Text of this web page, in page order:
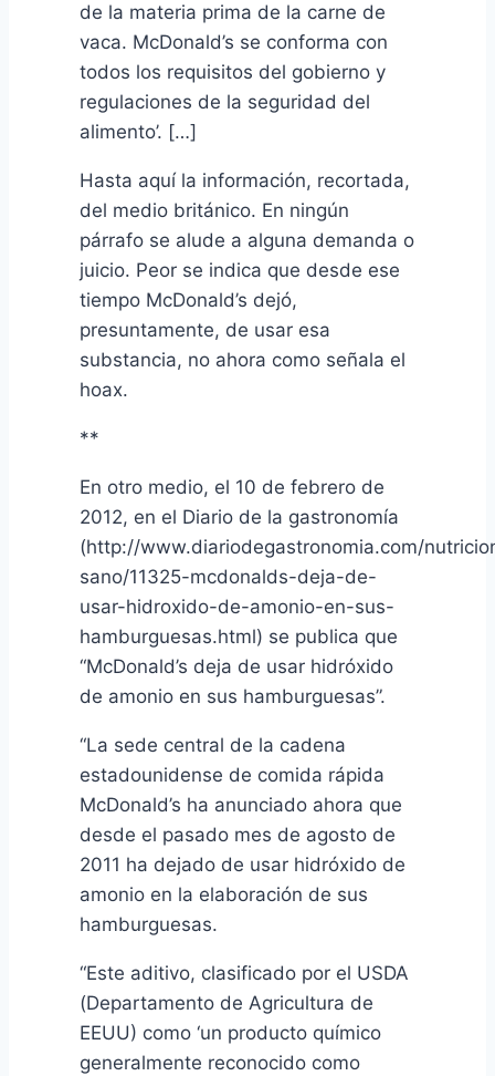
de la materia prima de la carne de
vaca. McDonald’s se conforma con
todos los requisitos del gobierno y
regulaciones de la seguridad del
alimento’. […]
Hasta aquí la información, recortada,
del medio británico. En ningún
párrafo se alude a alguna demanda o
juicio. Peor se indica que desde ese
tiempo McDonald’s dejó,
presuntamente, de usar esa
substancia, no ahora como señala el
hoax.
**
En otro medio, el 10 de febrero de
2012, en el Diario de la gastronomía
(http://www.diariodegastronomia.com/
sano/11325-mcdonalds-deja-de-
usar-hidroxido-de-amonio-en-sus-
hamburguesas.html) se publica que
“McDonald’s deja de usar hidróxido
de amonio en sus hamburguesas”.
“La sede central de la cadena
estadounidense de comida rápida
McDonald’s ha anunciado ahora que
desde el pasado mes de agosto de
2011 ha dejado de usar hidróxido de
amonio en la elaboración de sus
hamburguesas.
“Este aditivo, clasificado por el USDA
(Departamento de Agricultura de
EEUU) como ‘un producto químico
generalmente reconocido como